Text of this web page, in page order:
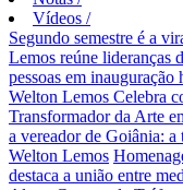
Vídeos /
Segundo semestre é a
Lemos reúne lideranças
pessoas em
Welton Lemos Celebra
Transformador da Arte
a vereador de Goiânia:
Welton Lemos
destaca a união entre